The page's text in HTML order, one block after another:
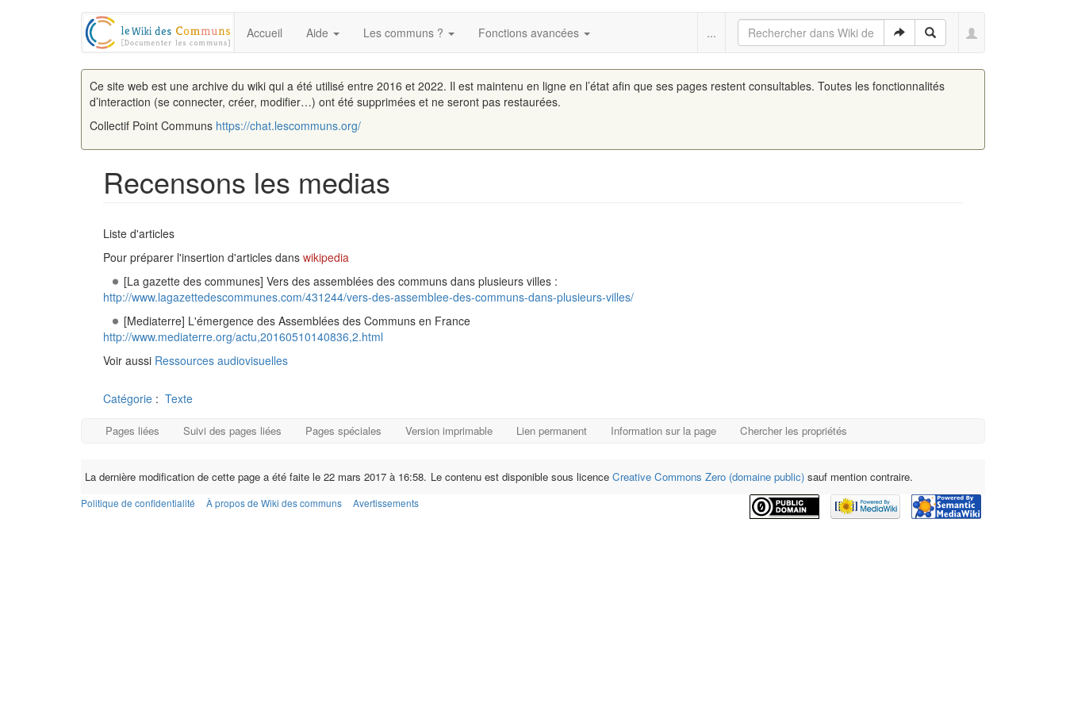
Accueil Aide Les communs ? Fonctions avancées ...
Ce site web est une archive du wiki qui a été utilisé entre 2016 et 2022. Il est maintenu en ligne en l’état afin que ses pages restent consultables. Toutes les fonctionnalités
d’interaction (se connecter, créer, modifier…) ont été supprimées et ne seront pas restaurées.
Collectif Point Communs https://chat.lescommuns.org/
Recensons les medias
Liste d'articles
Pour préparer l'insertion d'articles dans wikipedia
[La gazette des communes] Vers des assemblées des communs dans plusieurs villes :
http://www.lagazettedescommunes.com/431244/vers-des-assemblee-des-communs-dans-plusieurs-villes/
[Mediaterre] L'émergence des Assemblées des Communs en France
http://www.mediaterre.org/actu,20160510140836,2.html
Voir aussi Ressources audiovisuelles
Catégorie : Texte
Pages liées Suivi des pages liées Pages spéciales Version imprimable Lien permanent Information sur la page Chercher les propriétés
La dernière modification de cette page a été faite le 22 mars 2017 à 16:58. Le contenu est disponible sous licence Creative Commons Zero (domaine public) sauf mention contraire.
Politique de confidentialité À propos de Wiki des communs Avertissements